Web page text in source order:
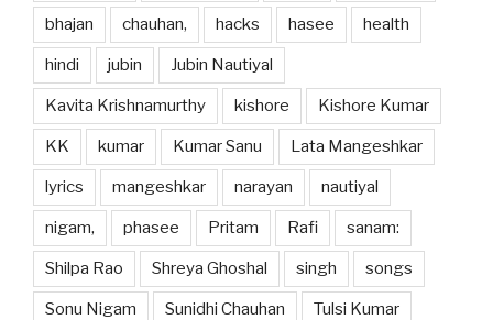
bhajan chauhan, hacks hasee health
hindi jubin Jubin Nautiyal
Kavita Krishnamurthy kishore Kishore Kumar
KK kumar Kumar Sanu Lata Mangeshkar
lyrics mangeshkar narayan nautiyal
nigam, phasee Pritam Rafi sanam:
Shilpa Rao Shreya Ghoshal singh songs
Sonu Nigam Sunidhi Chauhan Tulsi Kumar